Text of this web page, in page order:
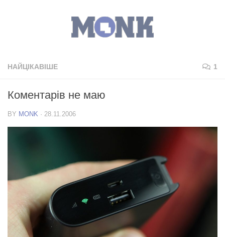
НАЙЦІКАВІШЕ 1
Коментарів не маю
BY MONK · 28.11.2006